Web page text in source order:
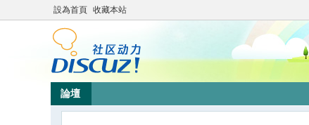
設為首頁 收藏本站
論壇